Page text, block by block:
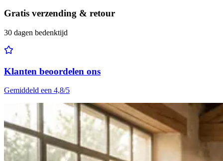
Gratis verzending & retour
30 dagen bedenktijd
Klanten beoordelen ons
Gemiddeld een 4,8/5